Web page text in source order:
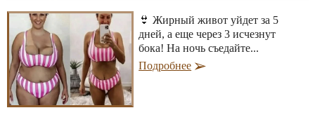
👙 Жирный живот уйдет за 5
дней, а еще через 3 исчезнут
бока! На ночь съедайте...
Подробнее